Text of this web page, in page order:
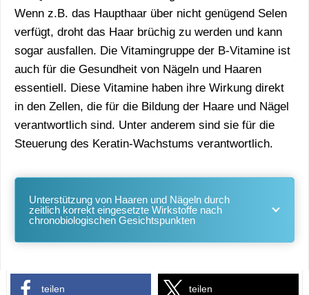
Wenn z.B. das Haupthaar über nicht genügend Selen
verfügt, droht das Haar brüchig zu werden und kann
sogar ausfallen. Die Vitamingruppe der B-Vitamine ist
auch für die Gesundheit von Nägeln und Haaren
essentiell. Diese Vitamine haben ihre Wirkung direkt
in den Zellen, die für die Bildung der Haare und Nägel
verantwortlich sind. Unter anderem sind sie für die
Steuerung des Keratin-Wachstums verantwortlich.
Unterstützung von Haaren und Nägeln durch
zeitlich korrekt eingesetzte Wirkstoffe nach
chronobiologischen Gesichtspunkten
teilen teilen